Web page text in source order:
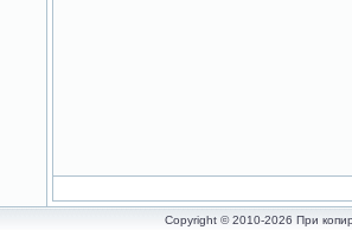
Copyright © 2010-2026 При